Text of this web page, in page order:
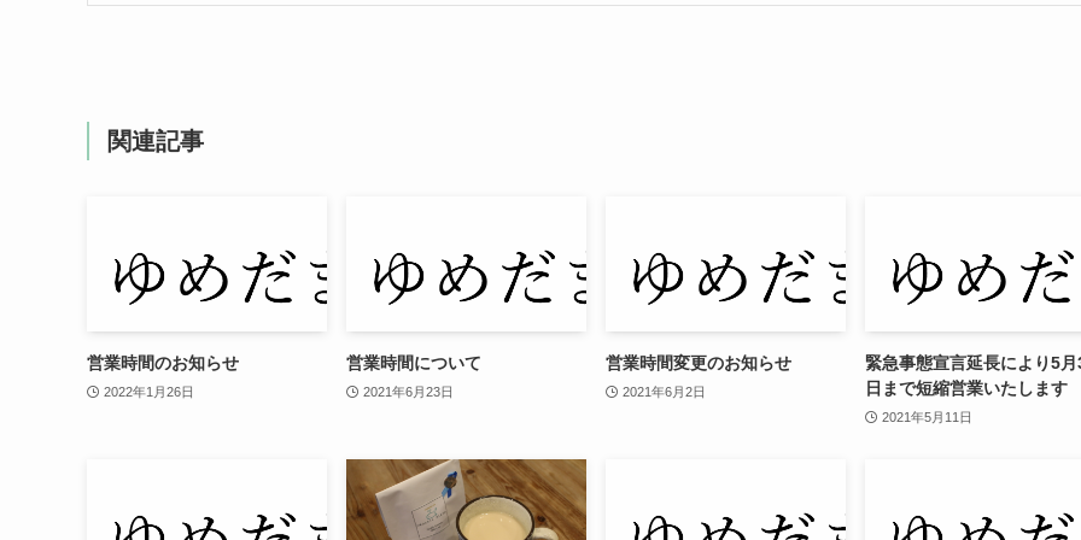
関連記事
営業時間のお知らせ
2022年1月26日
営業時間について
2021年6月23日
営業時間変更のお知らせ
2021年6月2日
緊急事態宣言延長により5
日まで短縮営業いたします
2021年5月11日